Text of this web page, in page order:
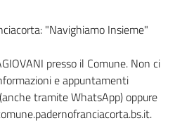
"Navighiamo Insieme"
presso il Comune. Non ci
e appuntamenti
tramite WhatsApp) oppure